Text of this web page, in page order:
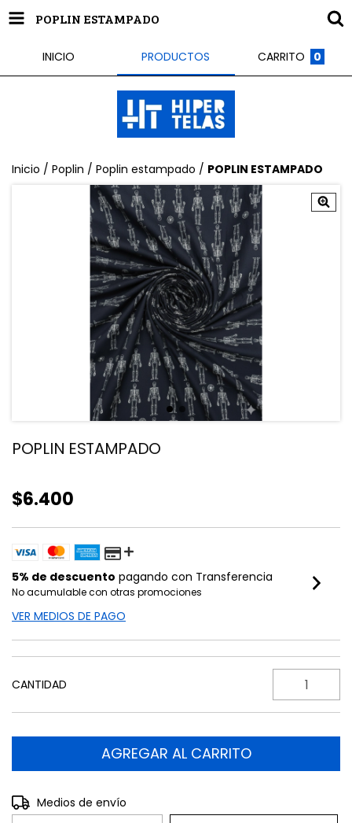
POPLIN ESTAMPADO
INICIO PRODUCTOS CARRITO 0
Inicio / Poplin / Poplin estampado / POPLIN ESTAMPADO
POPLIN ESTAMPADO
$6.400
5% de descuento pagando con Transferencia
No acumulable con otras promociones
VER MEDIOS DE PAGO
CANTIDAD
Entregas para el CP:
Medios de envío